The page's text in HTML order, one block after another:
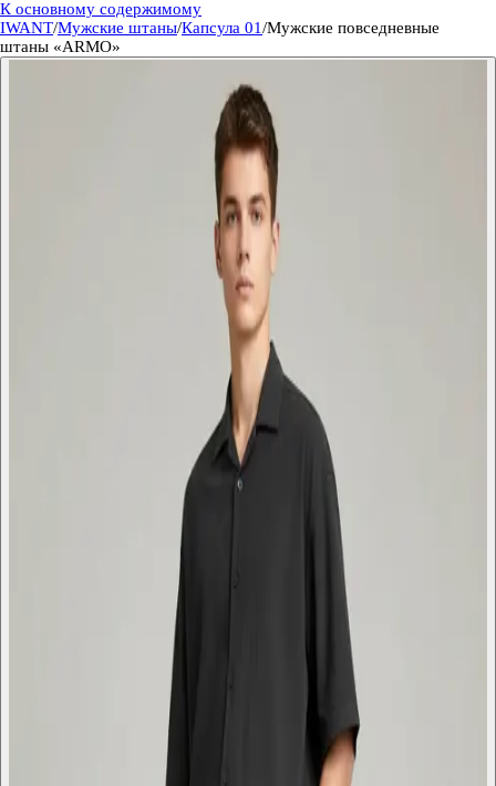
К основному содержимому
IWANT/Мужские штаны/Капсула 01/Мужские повседневные
штаны «ARMO»